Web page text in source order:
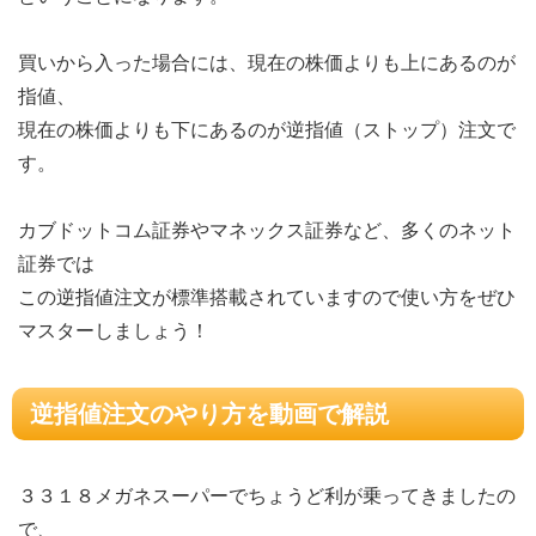
買いから入った場合には、現在の株価よりも上にあるのが
指値、
現在の株価よりも下にあるのが逆指値（ストップ）注文で
す。
カブドットコム証券やマネックス証券など、多くのネット
証券では
この逆指値注文が標準搭載されていますので使い方をぜひ
マスターしましょう！
逆指値注文のやり方を動画で解説
３３１８メガネスーパーでちょうど利が乗ってきましたの
で、